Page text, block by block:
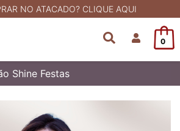
NO ATACADO? CLIQUE AQUI
0
Shine Festas